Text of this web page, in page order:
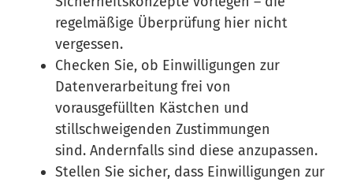
regelmäßige Überprüfung hier nicht
vergessen.
Checken Sie, ob Einwilligungen zur
Datenverarbeitung frei von
vorausgefüllten Kästchen und
stillschweigenden Zustimmungen
sind. Andernfalls sind diese anzupassen.
Stellen Sie sicher, dass Einwilligungen zur